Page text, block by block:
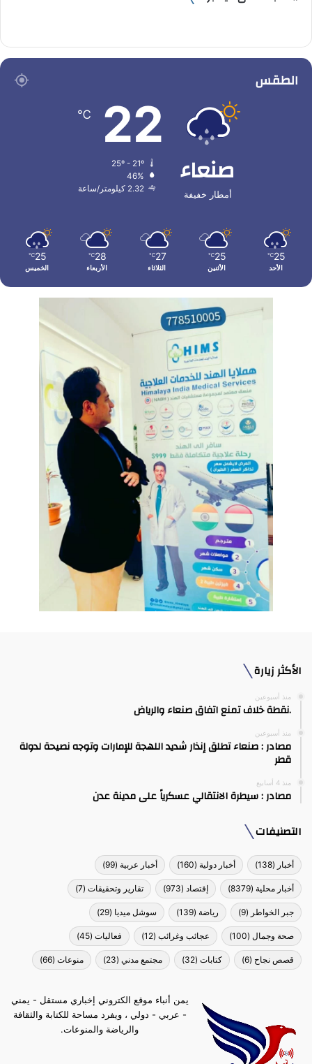
الطقس
صنعاء
أمطار خفيفة
22
℃
46%
2.32 كيلومتر/ساعة
25
℃
الأحد
25
℃
الأثنين
27
℃
الثلاثاء
28
℃
الأربعاء
25
℃
الخميس
الأكثر زيارة
منذ أسبوعين
.نقطة خلاف تمنع اتفاق صنعاء والرياض
منذ أسبوعين
مصادر : صنعاء تطلق إنذار شديد اللهجة للإمارات وتوجه نصيحة لدولة
قطر
منذ 4 أسابيع
مصادر : سيطرة الانتقالي عسكرياً على مدينة عدن
التصنيفات
أخبار (138) أخبار دولية (160) أخبار عربية (99)
أخبار محلية (8379) إقتصاد (973) تقارير وتحقيقات (7)
جبر الخواطر (9) رياضة (139) سوشل ميديا (29)
صحة وجمال (100) عجائب وغرائب (12) فعاليات (45)
قصص نجاح (6) كتابات (32) مجتمع مدني (23) منوعات (66)
يمن أنباء موقع الكتروني إخباري مستقل - يمني
- عربي - دولي ، ويفرد مساحة للكتابة والثقافة
والرياضة والمنوعات.